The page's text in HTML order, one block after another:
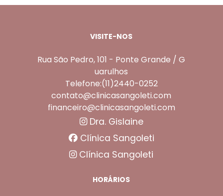
VISITE-NOS
Rua São Pedro, 101 - Ponte Grande / G
uarulhos
Telefone:(11)2440-0252
contato@clinicasangoleti.com
financeiro@clinicasangoleti.com
Dra. Gislaine
Clínica Sangoleti
Clínica Sangoleti
HORÁRIOS